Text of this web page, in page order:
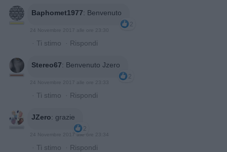
Baphomet1977: Benvenuto
2
24 Novembre 2017 alle ore 23:30
· Ti stimo · Rispondi
Stereo67: Benvenuto Jzero
2
24 Novembre 2017 alle ore 23:33
· Ti stimo · Rispondi
JZero: grazie
2
24 Novembre 2017 alle ore 23:34
· Ti stimo · Rispondi